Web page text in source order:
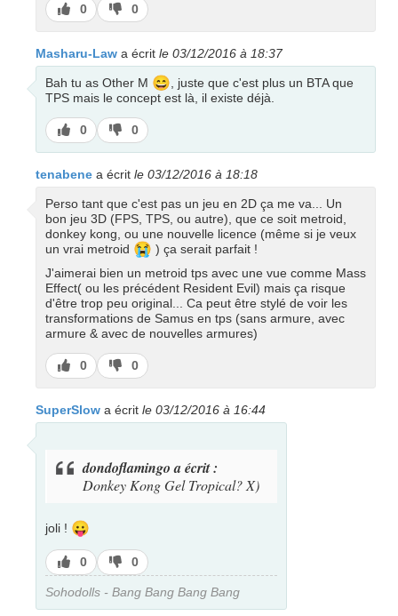
J’aime
0
J’aime
pas
0
Masharu-Law a écrit le 03/12/2016 à 18:37
Bah tu as Other M 😄 , juste que c'est plus un BTA que
TPS mais le concept est là, il existe déjà.
J’aime
0
J’aime
pas
0
tenabene a écrit le 03/12/2016 à 18:18
Perso tant que c'est pas un jeu en 2D ça me va... Un
bon jeu 3D (FPS, TPS, ou autre), que ce soit metroid,
donkey kong, ou une nouvelle licence (même si je veux
un vrai metroid 😭 ) ça serait parfait !
J'aimerai bien un metroid tps avec une vue comme Mass
Effect( ou les précédent Resident Evil) mais ça risque
d'être trop peu original... Ca peut être stylé de voir les
transformations de Samus en tps (sans armure, avec
armure & avec de nouvelles armures)
J’aime
0
J’aime
pas
0
SuperSlow a écrit le 03/12/2016 à 16:44
dondoflamingo a écrit :
Donkey Kong Gel Tropical? X)
joli ! 😛
J’aime
0
J’aime
pas
0
Sohodolls - Bang Bang Bang Bang